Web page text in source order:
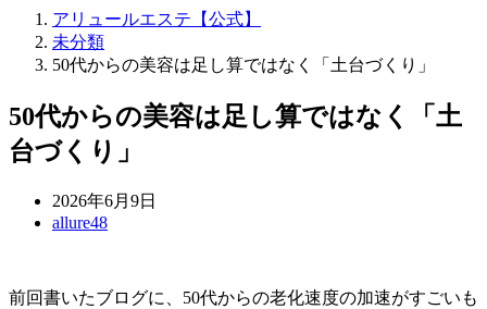
アリュールエステ【公式】
未分類
50代からの美容は足し算ではなく「土台づくり」
50代からの美容は足し算ではなく「土
台づくり」
2026年6月9日
allure48
前回書いたブログに、50代からの老化速度の加速がすごいも